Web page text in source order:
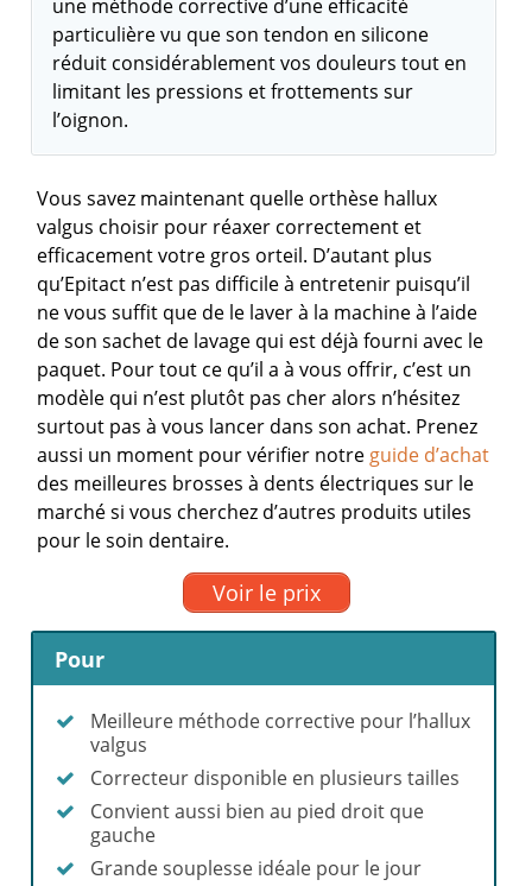
une méthode corrective d’une efficacité
particulière vu que son tendon en silicone
réduit considérablement vos douleurs tout en
limitant les pressions et frottements sur
l’oignon.
Vous savez maintenant quelle orthèse hallux
valgus choisir pour réaxer correctement et
efficacement votre gros orteil. D’autant plus
qu’Epitact n’est pas difficile à entretenir puisqu’il
ne vous suffit que de le laver à la machine à l’aide
de son sachet de lavage qui est déjà fourni avec le
paquet. Pour tout ce qu’il a à vous offrir, c’est un
modèle qui n’est plutôt pas cher alors n’hésitez
surtout pas à vous lancer dans son achat. Prenez
aussi un moment pour vérifier notre guide d’achat
des meilleures brosses à dents électriques sur le
marché si vous cherchez d’autres produits utiles
pour le soin dentaire.
Voir le prix
Pour
Meilleure méthode corrective pour l’hallux
valgus
Correcteur disponible en plusieurs tailles
Convient aussi bien au pied droit que
gauche
Grande souplesse idéale pour le jour